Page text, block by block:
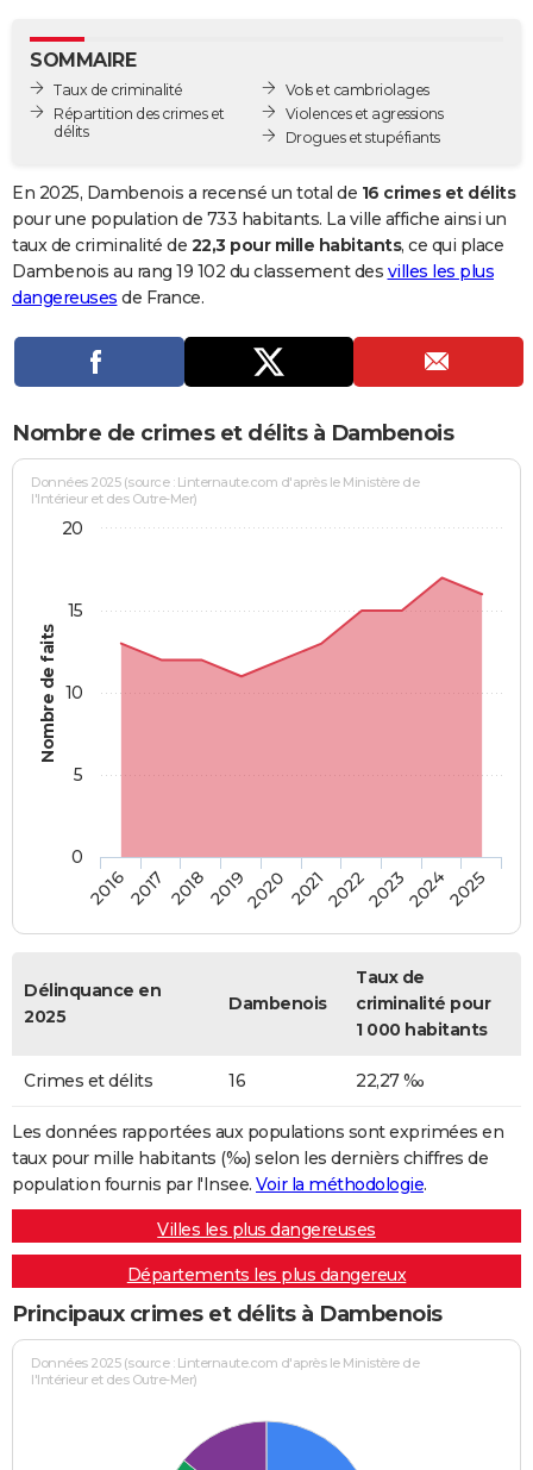
GUIDES D'ACHAT
BONS PLANS
Carte de Noël
Carte Bonne année
Carte Saint-Valentin
Carte Pâques
Carte d'anniversaire
DICTIONNAIRE
Dictionnaire
Biographies
Citations
Expressions
Proverbes
PROGRAMME TV
Se connecter
Entreprises
Service militaire
Avis de recherche
AVIS DE DÉCÈS
Bricolage
Lifestyle
Culture
Sport
Auto
Television
Voyage
Cinema
SOMMAIRE
Taux de criminalité
Répartition des crimes et
délits
Vols et cambriolages
Violences et agressions
Drogues et stupéfiants
En 2025, Dambenois a recensé un total de 16 crimes et délits
pour une population de 733 habitants. La ville affiche ainsi un
taux de criminalité de 22,3 pour mille habitants, ce qui place
Dambenois au rang 19 102 du classement des villes les plus
dangereuses de France.
Nombre de crimes et délits à Dambenois
Nombre de faits
Données 2025 (source : Linternaute.com d'après le Ministère de
l'Intérieur et des Outre-Mer)
20162017 20182019202020212022202320242025
0
5
10
15
20
Délinquance en
2025
Dambenois
Taux de
criminalité pour
1 000 habitants
Crimes et délits 16 22,27 ‰
Les données rapportées aux populations sont exprimées en
taux pour mille habitants (‰) selon les dernièrs chiffres de
population fournis par l'Insee. Voir la méthodologie.
Villes les plus dangereuses
Départements les plus dangereux
Principaux crimes et délits à Dambenois
Données 2025 (source : Linternaute.com d'après le Ministère de
l'Intérieur et des Outre-Mer)